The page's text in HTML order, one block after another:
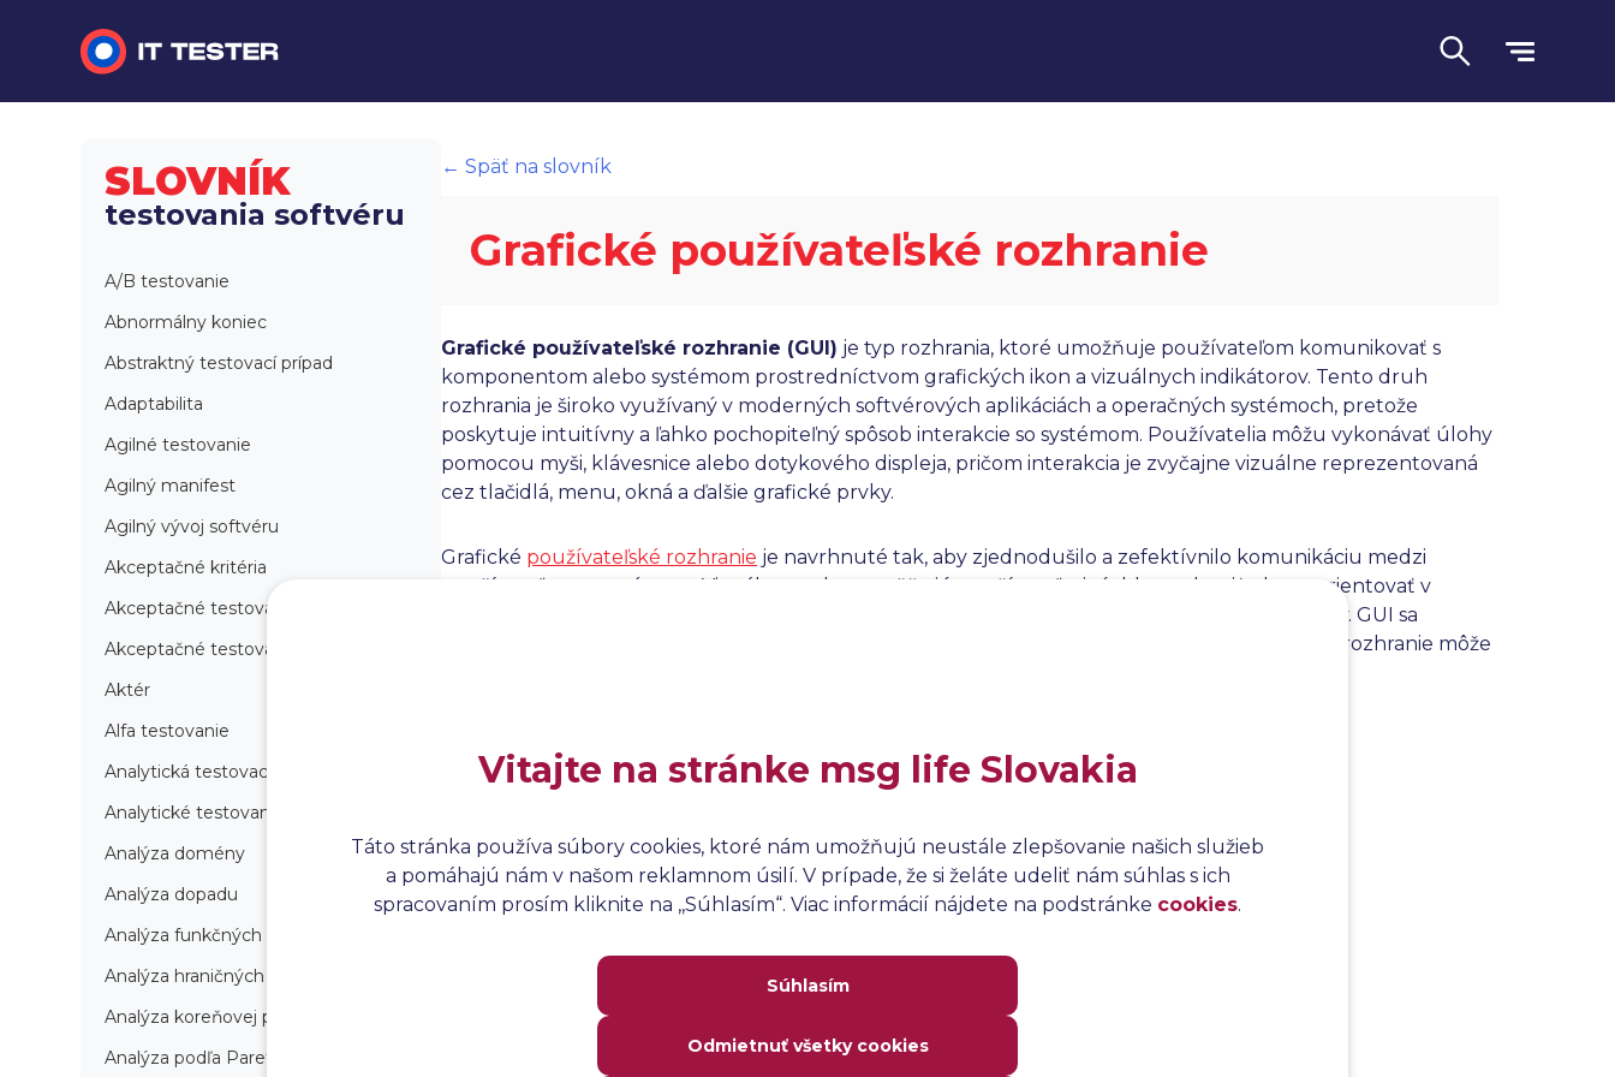
Automatizované testovanie
Slovník
Jazyk
SLOVNÍK
testovania softvéru
A/B testovanie
Abnormálny koniec
Abstraktný testovací prípad
Adaptabilita
Agilné testovanie
Agilný manifest
Agilný vývoj softvéru
Akceptačné kritéria
Akceptačné testovanie
Akceptačné testovanie produkcie
Aktér
Alfa testovanie
Analytická testovacia stratégia
Analytické testovanie
Analýza domény
Analýza dopadu
Analýza funkčných bodov
Analýza hraničných hodnôt
Analýza koreňovej príčiny
Analýza podľa Paretovej metódy
← Späť na slovník
Grafické používateľské rozhranie
Grafické používateľské rozhranie (GUI) je typ rozhrania, ktoré umožňuje používateľom komunikovať s
komponentom alebo systémom prostredníctvom grafických ikon a vizuálnych indikátorov. Tento druh
rozhrania je široko využívaný v moderných softvérových aplikáciách a operačných systémoch, pretože
poskytuje intuitívny a ľahko pochopiteľný spôsob interakcie so systémom. Používatelia môžu vykonávať úlohy
pomocou myši, klávesnice alebo dotykového displeja, pričom interakcia je zvyčajne vizuálne reprezentovaná
cez tlačidlá, menu, okná a ďalšie grafické prvky.
Grafické používateľské rozhranie je navrhnuté tak, aby zjednodušilo a zefektívnilo komunikáciu medzi
používateľom a systémom. Vizuálne prvky umožňujú používateľovi rýchlo pochopiť, ako sa orientovať v
aplikácii, a vykonávať požadované operácie bez potreby zložitého učenia sa textových príkazov. GUI sa
považuje za kľúčový faktor v kontexte užívateľskej skúsenosti (UX), pretože dobre navrhnuté rozhranie môže
Vitajte na stránke msg life Slovakia
Táto stránka používa súbory cookies, ktoré nám umožňujú neustále zlepšovanie našich služieb
a pomáhajú nám v našom reklamnom úsilí. V prípade, že si želáte udeliť nám súhlas s ich
spracovaním prosím kliknite na ,,Súhlasím“. Viac informácií nájdete na podstránke cookies.
Súhlasím
Odmietnuť všetky cookies